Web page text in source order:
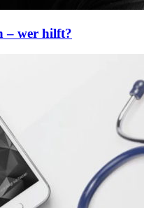
– wer hilft?